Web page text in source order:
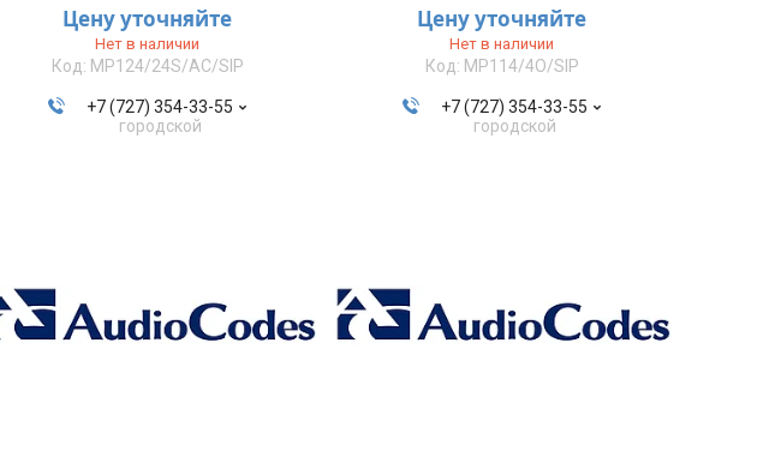
Цену уточняйте
Нет в наличии
MP124/24S/AC/SIP
+7 (727) 354-33-55
городской
Цену уточняйте
Нет в наличии
MP114/4O/SIP
+7 (727) 354-33-55
городской